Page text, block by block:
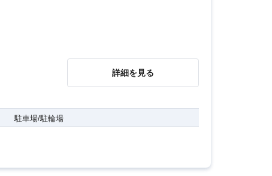
詳細を見る
駐車場/駐輪場